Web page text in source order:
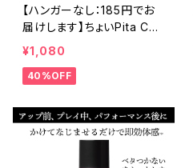
【ハンガーなし：185円でお
届けします】ちょいPita CO
MPRESSION ロングスリー
ブ インナーシャツ 丸首 黒
5299
¥1,080
40%OFF